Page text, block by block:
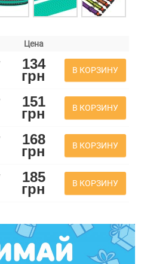
Цена
134
грн В КОРЗИНУ
151
грн В КОРЗИНУ
168
грн В КОРЗИНУ
185
грн В КОРЗИНУ